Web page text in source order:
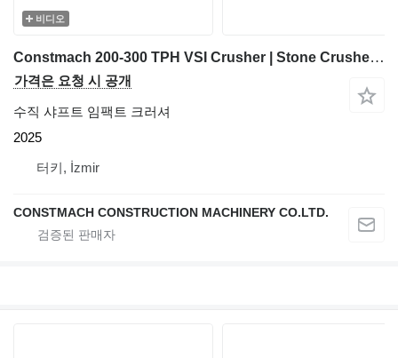
비디오
Constmach 200-300 TPH VSI Crusher | Stone Crusher Machine
가격은 요청 시 공개
수직 샤프트 임팩트 크러셔
2025
터키, İzmir
CONSTMACH CONSTRUCTION MACHINERY CO.LTD.